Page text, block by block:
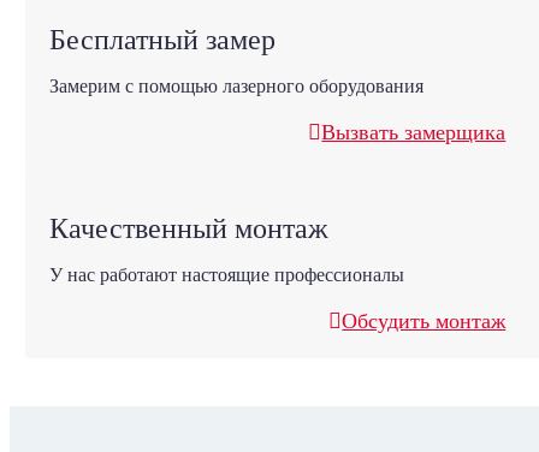
Бесплатный замер
Замерим с помощью лазерного оборудования
Вызвать замерщика
Качественный монтаж
У нас работают настоящие профессионалы
Обсудить монтаж